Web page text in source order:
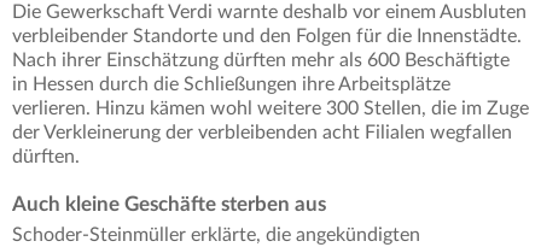
Die Gewerkschaft Verdi warnte deshalb vor einem Ausbluten
verbleibender Standorte und den Folgen für die Innenstädte.
Nach ihrer Einschätzung dürften mehr als 600 Beschäftigte
in Hessen durch die Schließungen ihre Arbeitsplätze
verlieren. Hinzu kämen wohl weitere 300 Stellen, die im Zuge
der Verkleinerung der verbleibenden acht Filialen wegfallen
dürften.
Auch kleine Geschäfte sterben aus
Schoder-Steinmüller erklärte, die angekündigten